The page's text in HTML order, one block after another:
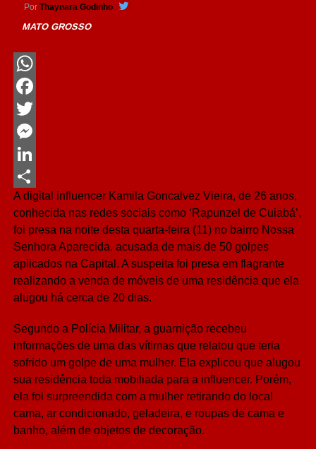
Por Thaynara Godinho
MATO GROSSO
WhatsApp
Facebook
Twitter
Messenger
LinkedIn
Share
A digital influencer Kamila Goncalvez Vieira, de 26 anos,
conhecida nas redes sociais como ‘Rapunzel de Cuiabá’,
foi presa na noite desta quarta-feira (11) no bairro Nossa
Senhora Aparecida, acusada de mais de 50 golpes
aplicados na Capital. A suspeita foi presa em flagrante
realizando a venda de móveis de uma residência que ela
alugou há cerca de 20 dias.
Segundo a Polícia Militar, a guarnição recebeu
informações de uma das vítimas que relatou que teria
sofrido um golpe de uma mulher. Ela explicou que alugou
sua residência toda mobiliada para a influencer. Porém,
ela foi surpreendida com a mulher retirando do local
cama, ar condicionado, geladeira, e roupas de cama e
banho, além de objetos de decoração.